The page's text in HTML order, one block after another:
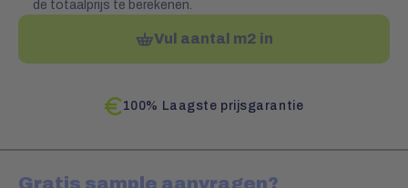
de totaalprijs te berekenen.
Vul aantal m2 in
100% Laagste prijsgarantie
Gratis sample aanvragen?